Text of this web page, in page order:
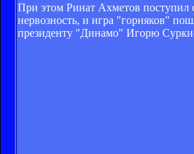
При этом Ринат Ахметов поступил
нервозность, и игра "горняков"
президенту "Динамо" Игорю